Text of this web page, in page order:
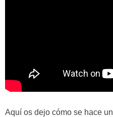
Aquí os dejo cómo se hace